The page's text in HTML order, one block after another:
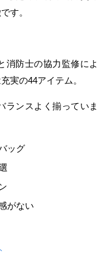
す。
消防士の協力監修によ
実の44アイテム。
ランスよく揃っていま
ッグ
がない